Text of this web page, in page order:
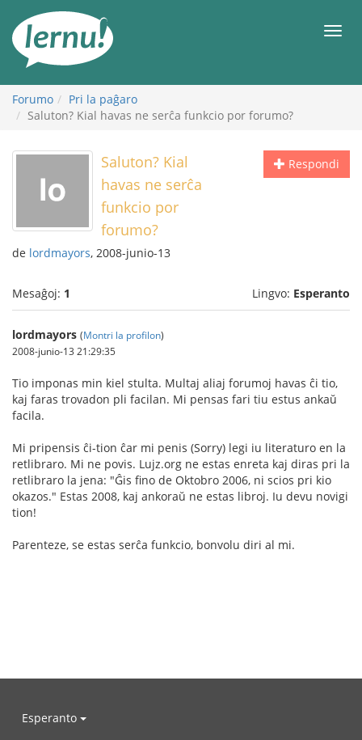
enhavo
Forumo
Pri la paĝaro
Saluton? Kial havas ne serĉa funkcio por forumo?
Respondi
Saluton? Kial
havas ne serĉa
funkcio por
forumo?
de lordmayors, 2008-junio-13
Mesaĝoj: 1 Lingvo: Esperanto
lordmayors (Montri la profilon)
2008-junio-13 21:29:35
Tio imponas min kiel stulta. Multaj aliaj forumoj havas ĉi tio,
kaj faras trovadon pli facilan. Mi pensas fari tiu estus ankaŭ
facila.
Mi pripensis ĉi-tion ĉar mi penis (Sorry) legi iu literaturo en la
retlibraro. Mi ne povis. Lujz.org ne estas enreta kaj diras pri la
retlibraro la jena: "Ĝis fino de Oktobro 2006, ni scios pri kio
okazos." Estas 2008, kaj ankoraŭ ne estas libroj. Iu devu novigi
tion!
Parenteze, se estas serĉa funkcio, bonvolu diri al mi.
Esperanto